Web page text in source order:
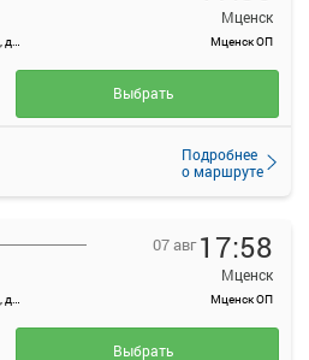
Орел, г. Орел, ул. Автовокзальная, д. 1
Мценск
Мценск ОП
Подробнее
о маршруте
Выбрать
Орел, г. Орел, ул. Автовокзальная, д. 1
07 авг 17:58
Мценск
Мценск ОП
Выбрать